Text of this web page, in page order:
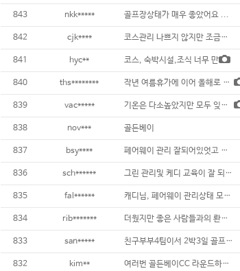
843 nkk***** 골프장상태가 매우 좋았어요 ...
842 cjk**** 코스관리 나쁘지 않지만 조금좁은 느낌이 들
841 hyc** 코스, 숙박시설,조식 너무 만
840 ths******** 작년 여름휴가에 이어 올해로 2번째 방문했
839 vac***** 기온은 다소높았지만 모두 잊을만큼 페어웨이와
838 nov*** 골든베이
837 bsy**** 페어웨이 관리 잘되어있엇고 밸리 마운틴코스
836 sch****** 그린 관리및 케디 교육이 잘 되어있어서
835 fal****** 캐디님, 페어웨이 관리상태 모두 대만
834 rib******* 더웠지만 좋은 사람들과의 롼딩이었어요
833 san***** 친구부부4팀이서 2박3일 골프여행은 좋
832 kim** 여러번 골든베이CC 라운드하였지만 페어웨이&